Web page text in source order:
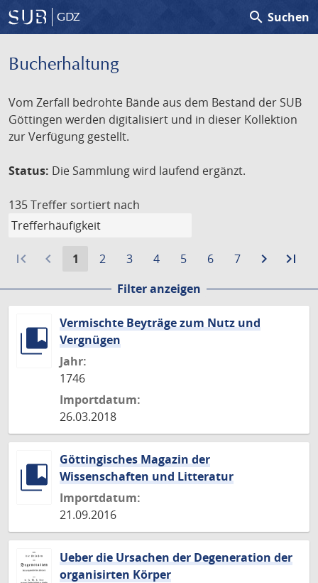
GDZ search Suchen
Bucherhaltung
Vom Zerfall bedrohte Bände aus dem Bestand der SUB
Göttingen werden digitalisiert und in dieser Kollektion
zur Verfügung gestellt.
Status: Die Sammlung wird laufend ergänzt.
135 Treffer sortiert nach
first_page navigate_before
Aktuelle
1
Gehe
Seite
2
Gehe
Seite
3
Gehe
Seite
4
Gehe
Seite
5
Gehe
Seite
6
Gehe
Seite
7 navigate_next
Zur
Seite
last_page
Filter anzeigen
Vermischte Beyträge zum Nutz und
Vergnügen
Jahr:
1746
Importdatum:
26.03.2018
Göttingisches Magazin der
Wissenschaften und Litteratur
Importdatum:
21.09.2016
Ueber die Ursachen der Degeneration der
organisirten Körper